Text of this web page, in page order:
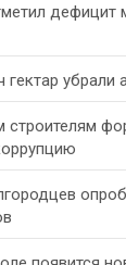
дефицит
гектар убрали
строителям